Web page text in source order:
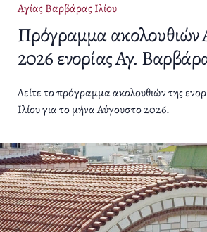
Αγίας Βαρβάρας Ιλίου
Πρόγραμμα ακολουθιών
2026 ενορίας Αγ.
Δείτε το πρόγραμμα ακολουθιών της
Ιλίου για το μήνα Αύγουστο 2026.